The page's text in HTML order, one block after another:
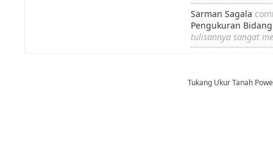
Sarman Sagala
Pengukuran
tulisannya sangat
Tukang Ukur Tanah